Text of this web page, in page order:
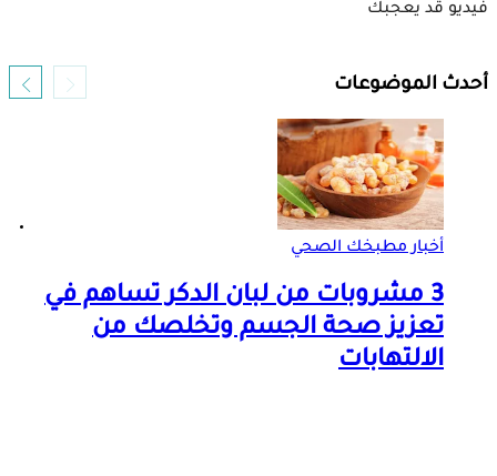
فيديو قد يعجبك
أحدث الموضوعات
أخبار مطبخك الصحي
3 مشروبات من لبان الدكر تساهم في
تعزيز صحة الجسم وتخلصك من
الالتهابات